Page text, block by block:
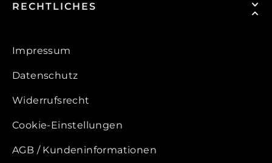
RECHTLICHES
Impressum
Datenschutz
Widerrufsrecht
Cookie-Einstellungen
AGB / Kundeninformationen